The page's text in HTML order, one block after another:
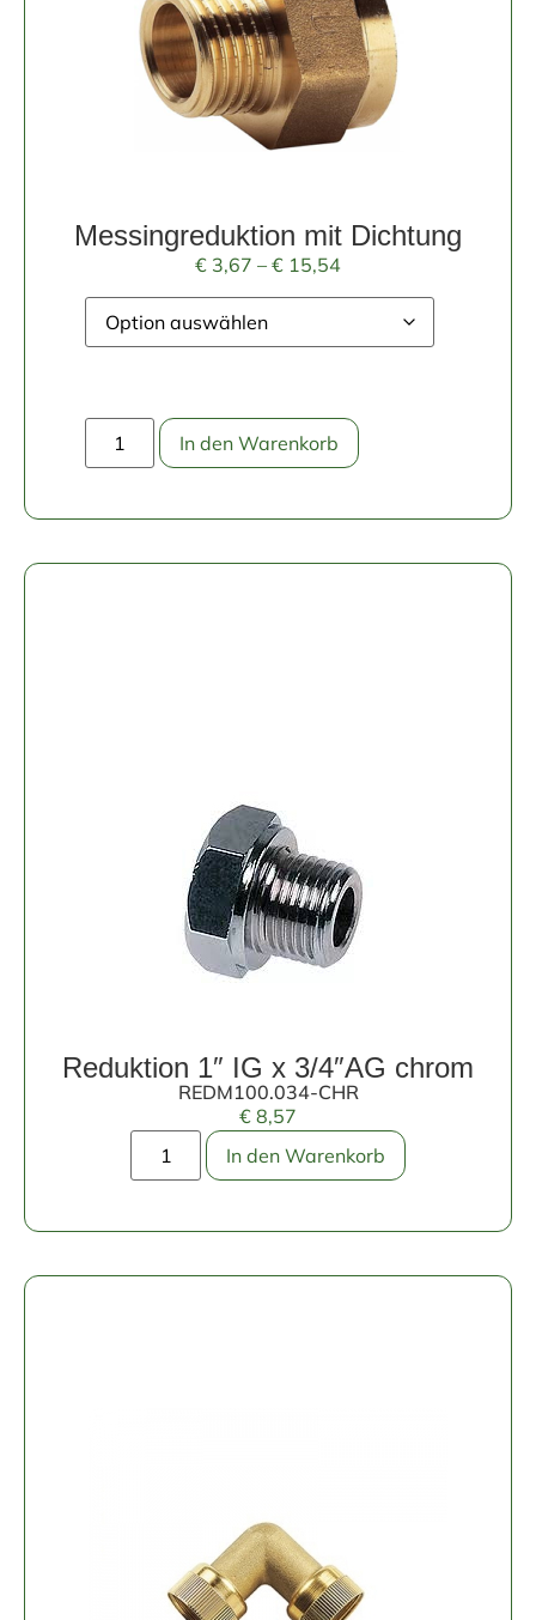
Messingreduktion mit Dichtung
€ 3,67 – € 15,54
In den Warenkorb
Reduktion 1″ IG x 3/4″AG chrom
REDM100.034-CHR
€ 8,57
In den Warenkorb